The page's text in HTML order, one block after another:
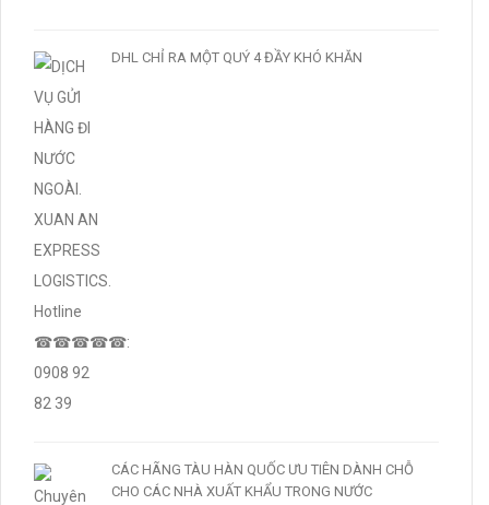
DHL CHỈ RA MỘT QUÝ 4 ĐẦY KHÓ KHĂN
CÁC HÃNG TÀU HÀN QUỐC ƯU TIÊN DÀNH CHỖ
CHO CÁC NHÀ XUẤT KHẨU TRONG NƯỚC